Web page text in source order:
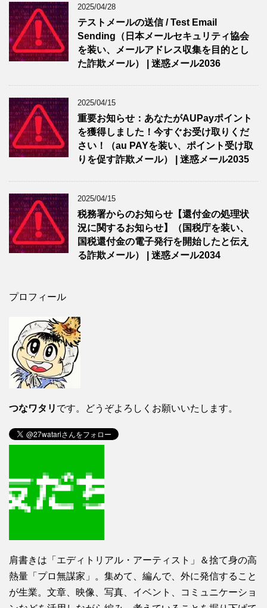
2025/04/28
テストメールの送信 / Test Email
Sending（日本メールセキュリティ協会
を装い、メールアドレス収集を目的とし
た詐欺メール） | 迷惑メール2036
2025/04/15
重要お知らせ：あなたがAUPayポイント
を獲得しました！今すぐお受け取りくだ
さい！（au PAYを装い、ポイント受け取
りを促す詐欺メール） | 迷惑メール2035
2025/04/15
税務署からのお知らせ【還付金の処理状
況に関するお知らせ】（国税庁を装い、
国税還付金の電子発行を開始したと伝え
る詐欺メール） | 迷惑メール2034
プロフィール
つなワタリ です。どうぞよろしくお願いいたします。
肩書きは「エディトリアル・アーティスト」＆捨て身の高
熱量「プロ無謀家」。集めて、編んで、外に発信すること
が生業。文章、映像、写真、イベント、コミュニケーショ